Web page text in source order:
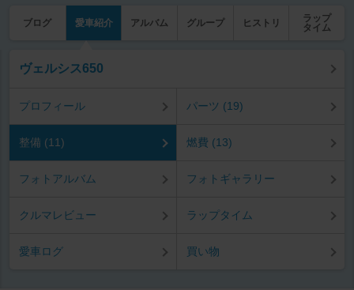
ブログ 愛車紹介 アルバム グループ ヒストリ
ラップ
タイム
ヴェルシス650
プロフィール パーツ (19)
整備 (11) 燃費 (13)
フォトアルバム フォトギャラリー
クルマレビュー ラップタイム
愛車ログ 買い物